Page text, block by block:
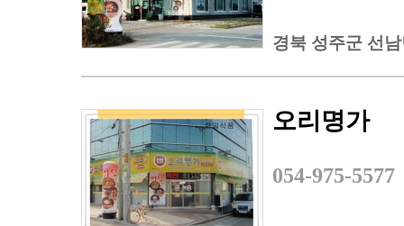
경북 성주군 선
오리명가
054-975-5577